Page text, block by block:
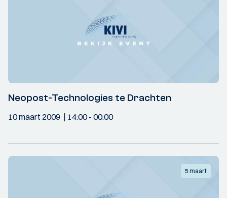
Neopost-Technologies te Drachten
10 maart 2009 14:00- 00:00
5 maart